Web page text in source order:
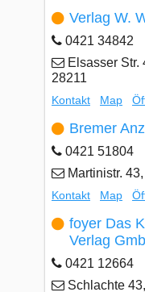
Verlag W.
0421 34842
Elsasser Str.
28211
Kontakt Map
Bremer
0421 51804
Martinistr.
Kontakt Map
foyer Das
Verlag
0421 12664
Schlachte